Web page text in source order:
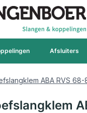
Afsluiters
ABA RVS 68-